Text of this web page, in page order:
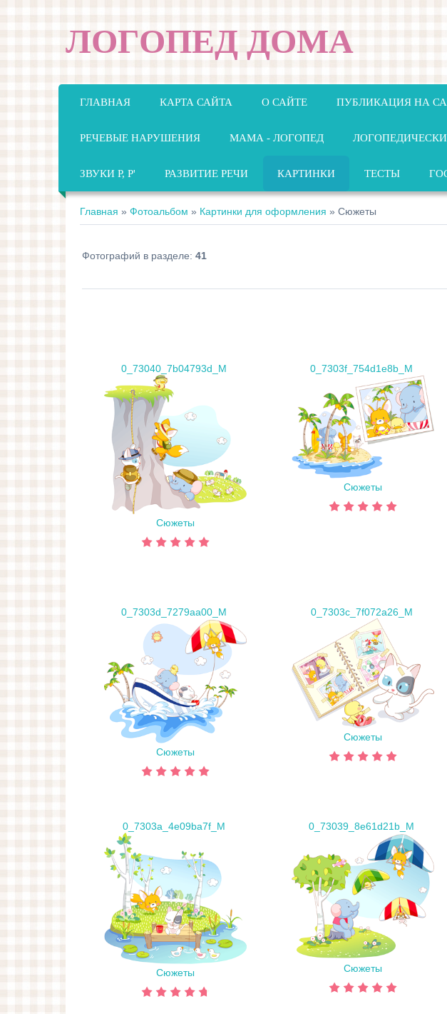
ЛОГОПЕД ДОМА
ГЛАВНАЯ КАРТА САЙТА О САЙТЕ ПУБЛИКАЦИЯ НА
РЕЧЕВЫЕ НАРУШЕНИЯ МАМА - ЛОГОПЕД
ЗВУКИ Р, Р' РАЗВИТИЕ РЕЧИ КАРТИНКИ ТЕСТЫ
Главная » Фотоальбом » Картинки для оформления » Сюжеты
Фотографий в разделе: 41
0_73040_7b04793d_M
Сюжеты
0_7303f_754d1e8b_M
Сюжеты
0_7303d_7279aa00_M
Сюжеты
0_7303c_7f072a26_M
Сюжеты
0_7303a_4e09ba7f_M
Сюжеты
0_73039_8e61d21b_M
Сюжеты